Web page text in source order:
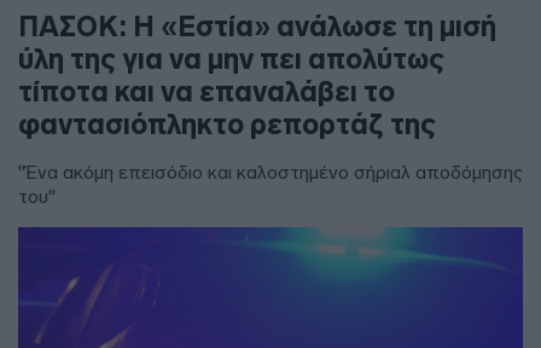
ΠΑΣΟΚ: Η «Εστία» ανάλωσε τη μισή
ύλη της για να μην πει απολύτως
τίποτα και να επαναλάβει το
φαντασιόπληκτο ρεπορτάζ της
"Ένα ακόμη επεισόδιο και καλοστημένο σήριαλ αποδόμησης
του"